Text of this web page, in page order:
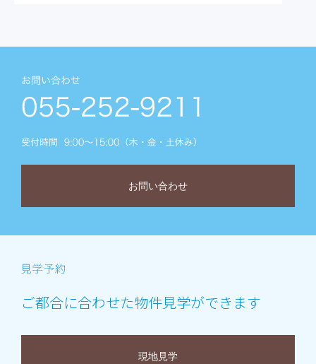
お問い合わせ
ご都合に合わせた物件見学ができます
現地見学